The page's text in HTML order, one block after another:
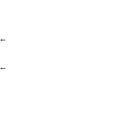
بازگشت ←
بازگشت ←